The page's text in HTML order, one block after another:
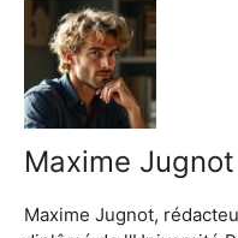
Maxime Jugnot
Maxime Jugnot,